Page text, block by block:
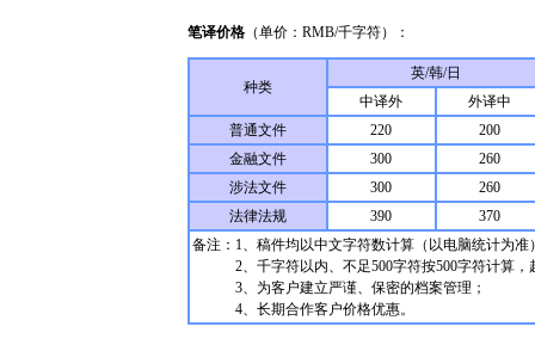
笔译价格（单价：RMB/千字符）：
种类
英/韩/日
中译外
外译中
普通文件
220
200
金融文件
300
260
涉法文件
300
260
法律法规
390
370
备注：1、稿件均以中文字符数计算（以电脑统计为准
2、千字符以内、不足500字符按500字符计算，
3、为客户建立严谨、保密的档案管理；
4、长期合作客户价格优惠。